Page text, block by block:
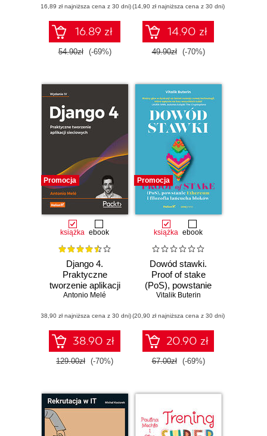
szybciej i nikt ich
nie czyta, bo
wszyscy wolą
wideo
(16,89 zł najniższa cena z 30 dni)
16.89 zł
54.90zł (-69%)
obecnych
(14,90 zł najniższa cena z 30 dni)
14.90 zł
49.90zł (-70%)
Promocja
książka ebook
Django 4.
Praktyczne
tworzenie aplikacji
sieciowych.
Antonio Melé
(38,90 zł najniższa cena z 30 dni)
38.90 zł
129.00zł (-70%)
Promocja
książka ebook
Dowód stawki.
Proof of stake
(PoS), powstanie
Ethereum i filozofia
Vitalik Buterin
(20,90 zł najniższa cena z 30 dni)
20.90 zł
67.00zł (-69%)